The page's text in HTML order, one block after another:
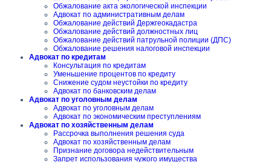
Обжалование акта экологической инспекции
Адвокат по административным делам
Обжалование действий Держгеокадастра
Обжалование действий должностных лиц
Обжалование действий патрульной полиции (ДПС)
Обжалование решения налоговой инспекции
Адвокат по кредитам
Консультация по кредитам
Уменьшение процентов по кредиту
Снижение судом неустойки по кредиту
Адвокат по банковским делам
Адвокат по уголовным делам
Адвокат по уголовным делам
Адвокат по экономическим преступлениям
Адвокат по хозяйственным делам
Рассрочка выполнения решения суда
Адвокат по хозяйственным делам
Признание договора недействительным
Запрет использования чужого имущества